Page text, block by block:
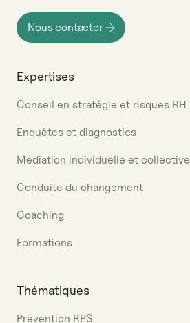
Nous contacter
Expertises
Conseil en stratégie et risques RH
Enquêtes et diagnostics
Médiation individuelle et collective
Conduite du changement
Coaching
Formations
Thématiques
Prévention RPS